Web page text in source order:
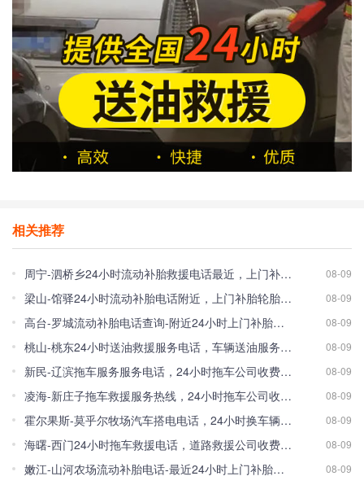
相关推荐
周宁-泗桥乡24小时流动补胎救援电话最近，上门补胎轮胎抢救价格 08-09
梁山-馆驿24小时流动补胎电话附近，上门补胎轮胎维修怎么收费 08-09
高台-罗城流动补胎电话查询-附近24小时上门补胎轮胎救援 08-09
桃山-桃东24小时送油救援服务电话，车辆送油服务多少钱 08-09
新民-辽滨拖车服务服务电话，24小时拖车公司收费标准 08-09
凌海-新庄子拖车救援服务热线，24小时拖车公司收费标准 08-09
霍尔果斯-莫乎尔牧场汽车搭电电话，24小时换车辆电瓶搭火救援 08-09
海曙-西门24小时拖车救援电话，道路救援公司收费标准 08-09
嫩江-山河农场流动补胎电话-最近24小时上门补胎轮胎抢救 08-09